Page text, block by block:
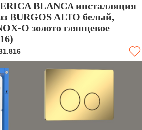
BLANCA инсталляция
BURGOS ALTO белый,
O золото глянцевое